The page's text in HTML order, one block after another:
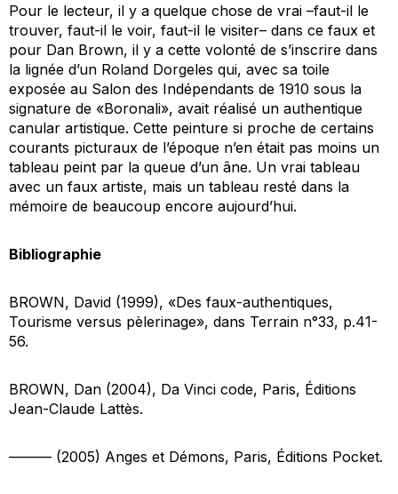
Pour le lecteur, il y a quelque chose de vrai –faut-il le
trouver, faut-il le voir, faut-il le visiter– dans ce faux et
pour Dan Brown, il y a cette volonté de s’inscrire dans
la lignée d’un Roland Dorgeles qui, avec sa toile
exposée au Salon des Indépendants de 1910 sous la
signature de «Boronali», avait réalisé un authentique
canular artistique. Cette peinture si proche de certains
courants picturaux de l’époque n’en était pas moins un
tableau peint par la queue d’un âne. Un vrai tableau
avec un faux artiste, mais un tableau resté dans la
mémoire de beaucoup encore aujourd’hui.
Bibliographie
BROWN, David (1999), «Des faux-authentiques,
Tourisme versus pèlerinage», dans Terrain n°33, p.41-
56.
BROWN, Dan (2004), Da Vinci code, Paris, Éditions
Jean-Claude Lattès.
——— (2005) Anges et Démons, Paris, Éditions Pocket.